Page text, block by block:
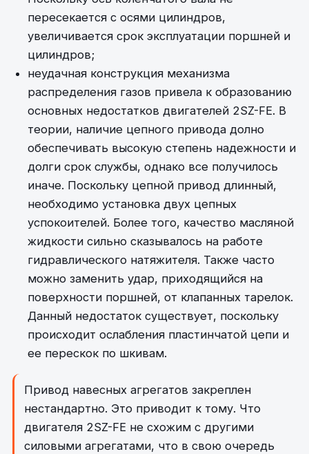
пересекается с осями цилиндров,
увеличивается срок эксплуатации поршней и
цилиндров;
неудачная конструкция механизма
распределения газов привела к образованию
основных недостатков двигателей 2SZ-FE. В
теории, наличие цепного привода долно
обеспечивать высокую степень надежности и
долги срок службы, однако все получилось
иначе. Поскольку цепной привод длинный,
необходимо установка двух цепных
успокоителей. Более того, качество масляной
жидкости сильно сказывалось на работе
гидравлического натяжителя. Также часто
можно заменить удар, приходящийся на
поверхности поршней, от клапанных тарелок.
Данный недостаток существует, поскольку
происходит ослабления пластинчатой цепи и
ее перескок по шкивам.
Привод навесных агрегатов закреплен
нестандартно. Это приводит к тому. Что
двигателя 2SZ-FE не схожим с другими
силовыми агрегатами, что в свою очередь